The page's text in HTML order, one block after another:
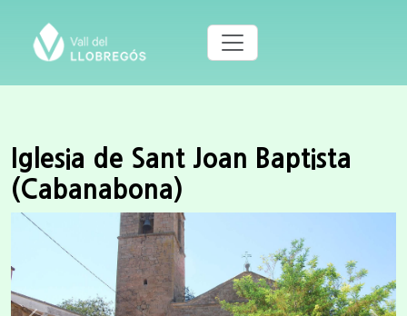
Iglesia de Sant Joan Baptista
(Cabanabona)